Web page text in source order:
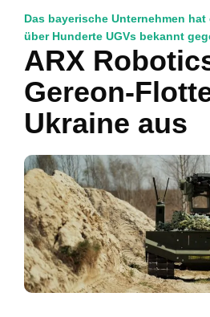
Das bayerische Unternehmen hat
über Hunderte UGVs bekannt
ARX
Gereon-
Ukraine aus